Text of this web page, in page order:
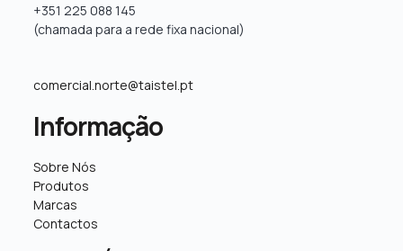
+351 225 088 145
(chamada para a rede fixa nacional)
comercial.norte@taistel.pt
Informação
Sobre Nós
Produtos
Marcas
Contactos